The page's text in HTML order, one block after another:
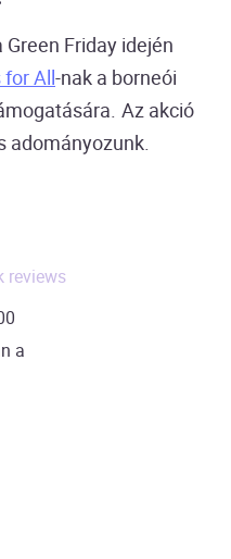
Friday idején
for All-nak a borneói
Az akció
adományozunk.
reviews
a